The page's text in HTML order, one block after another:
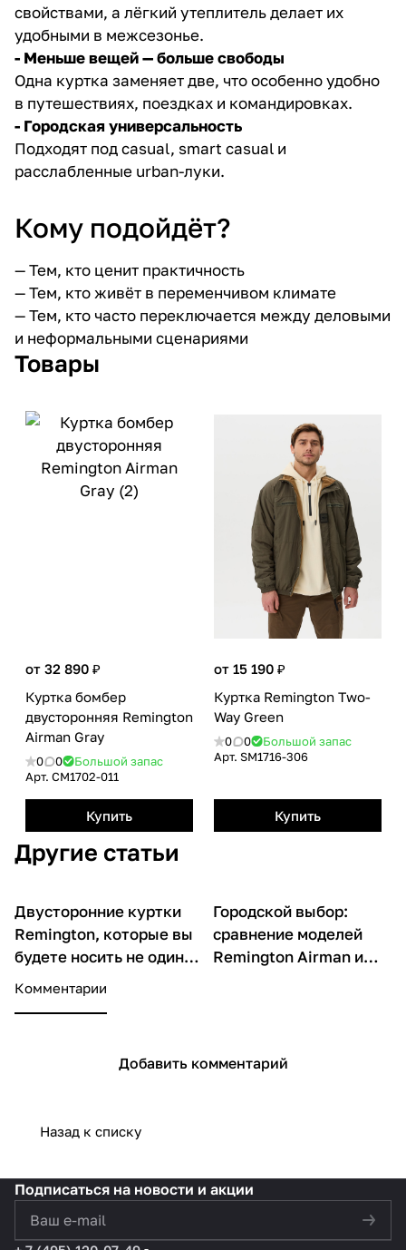
свойствами, а лёгкий утеплитель делает их
удобными в межсезонье.
- Меньше вещей — больше свободы
Одна куртка заменяет две, что особенно удобно
в путешествиях, поездках и командировках.
- Городская универсальность
Подходят под casual, smart casual и
расслабленные urban-луки.
Кому подойдёт?
— Тем, кто ценит практичность
— Тем, кто живёт в переменчивом климате
— Тем, кто часто переключается между деловыми
и неформальными сценариями
Товары
от 32 890 ₽
Куртка бомбер
двусторонняя Remington
Аirman Gray
0 0
Большой запас
Арт. CM1702-011
Купить
от 15 190 ₽
Куртка Remington Тwo-
Way Green
0 0
Большой запас
Арт. SM1716-306
Купить
Другие статьи
О товарах
Двусторонние куртки
Remington, которые вы
будете носить не один
сезон
О товарах
Городской выбор:
сравнение моделей
Remington Airman и
Комментарии
Добавить комментарий
Назад к списку
Подписаться на новости и акции